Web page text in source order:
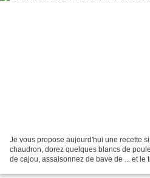
Je vous propose aujourd'hui une recette
chaudron, dorez quelques blancs de
de cajou, assaisonnez de bave de ... et le